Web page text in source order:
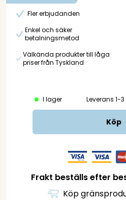
Fler erbjudanden
Enkel och säker
betalningsmetod
Välkända produkter till låga
priser från Tyskland
I lager Leverans 1-
Köp
Frakt beställs efter
Köp